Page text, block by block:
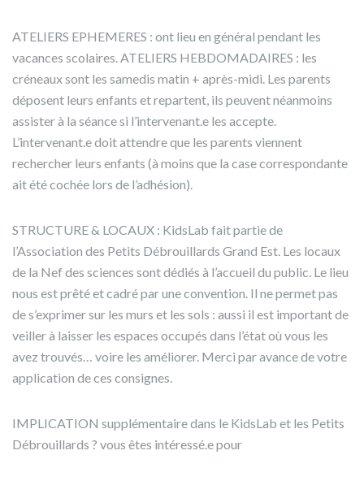
ATELIERS EPHEMERES : ont lieu en général pendant les
vacances scolaires. ATELIERS HEBDOMADAIRES : les
créneaux sont les samedis matin + après-midi. Les parents
déposent leurs enfants et repartent, ils peuvent néanmoins
assister à la séance si l’intervenant.e les accepte.
L’intervenant.e doit attendre que les parents viennent
rechercher leurs enfants (à moins que la case correspondante
ait été cochée lors de l’adhésion).
STRUCTURE & LOCAUX : KidsLab fait partie de
l’Association des Petits Débrouillards Grand Est. Les locaux
de la Nef des sciences sont dédiés à l’accueil du public. Le lieu
nous est prêté et cadré par une convention. Il ne permet pas
de s’exprimer sur les murs et les sols : aussi il est important de
veiller à laisser les espaces occupés dans l’état où vous les
avez trouvés… voire les améliorer. Merci par avance de votre
application de ces consignes.
IMPLICATION supplémentaire dans le KidsLab et les Petits
Débrouillards ? vous êtes intéressé.e pour